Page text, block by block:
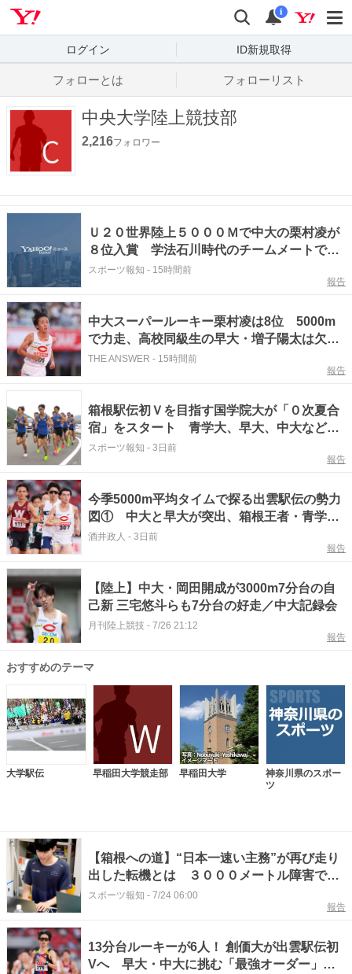
検索
通知
i
ログイン ID新規取得
フォローとは フォローリスト
中央大学陸上競技部
2,216フォロワー
Ｕ２０世界陸上５０００Ｍで中大の栗村凌が
８位入賞 学法石川時代のチームメートで早
大の増子陽太は欠場
スポーツ報知 - 15時間前
報告
中大スーパールーキー栗村凌は8位 5000m
で力走、高校同級生の早大・増子陽太は欠場
【陸上U20世界選手権】
THE ANSWER - 15時間前
報告
箱根駅伝初Ｖを目指す国学院大が「０次夏合
宿」をスタート 青学大、早大、中大などと
覇を競う
スポーツ報知 - 3日前
報告
今季5000m平均タイムで探る出雲駅伝の勢力
図① 中大と早大が突出、箱根王者・青学大
は3位
酒井政人 - 3日前
報告
【陸上】中大・岡田開成が3000m7分台の自
己新 三宅悠斗らも7分台の好走／中大記録会
月刊陸上競技 - 7/26 21:12
報告
おすすめのテーマ
大学駅伝 早稲田大学競走部 早稲田大学
神奈川県のスポー
ツ
【箱根への道】“日本一速い主務”が再び走り
出した転機とは ３０００メートル障害で日
本選手権１２位…中大・山崎草太
スポーツ報知 - 7/24 06:00
報告
13分台ルーキーが6人！ 創価大が出雲駅伝初
Vへ 早大・中大に挑む「最強オーダー」を